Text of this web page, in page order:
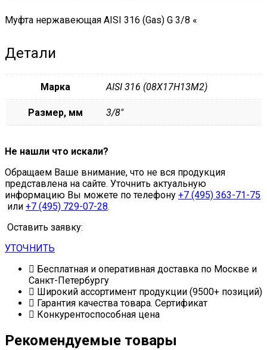
Муфта нержавеющая AISI 316 (Gas) G 3/8 «
Детали
Марка AISI 316 (08Х17Н13М2)
Размер, мм 3/8"
Не нашли что искали?
Обращаем Ваше внимание, что не вся продукция
представлена на сайте. Уточнить актуальную
информацию Вы можете по телефону +7 (495) 363-71-75
или +7 (495) 729-07-28.
Оставить заявку:
УТОЧНИТЬ
Бесплатная и оперативная доставка по Москве и
Санкт-Петербургу
Широкий ассортимент продукции (9500+ позиций)
Гарантия качества товара. Сертификат
Конкурентоспособная цена
Рекомендуемые товары